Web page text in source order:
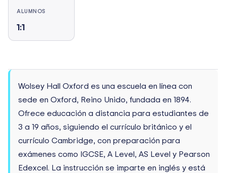
ALUMNOS
1:1
Wolsey Hall Oxford es una escuela en línea con
sede en Oxford, Reino Unido, fundada en 1894.
Ofrece educación a distancia para estudiantes de
3 a 19 años, siguiendo el currículo británico y el
currículo Cambridge, con preparación para
exámenes como IGCSE, A Level, AS Level y Pearson
Edexcel. La instrucción se imparte en inglés y está